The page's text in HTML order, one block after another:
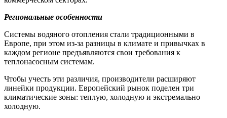
Региональные особенности
Системы водяного отопления стали традиционными в
Европе, при этом из-за разницы в климате и привычках в
каждом регионе предъявляются свои требования к
теплонасосным системам.
Чтобы учесть эти различия, производители расширяют
линейки продукции. Европейский рынок поделен три
климатические зоны: теплую, холодную и экстремально
холодную.